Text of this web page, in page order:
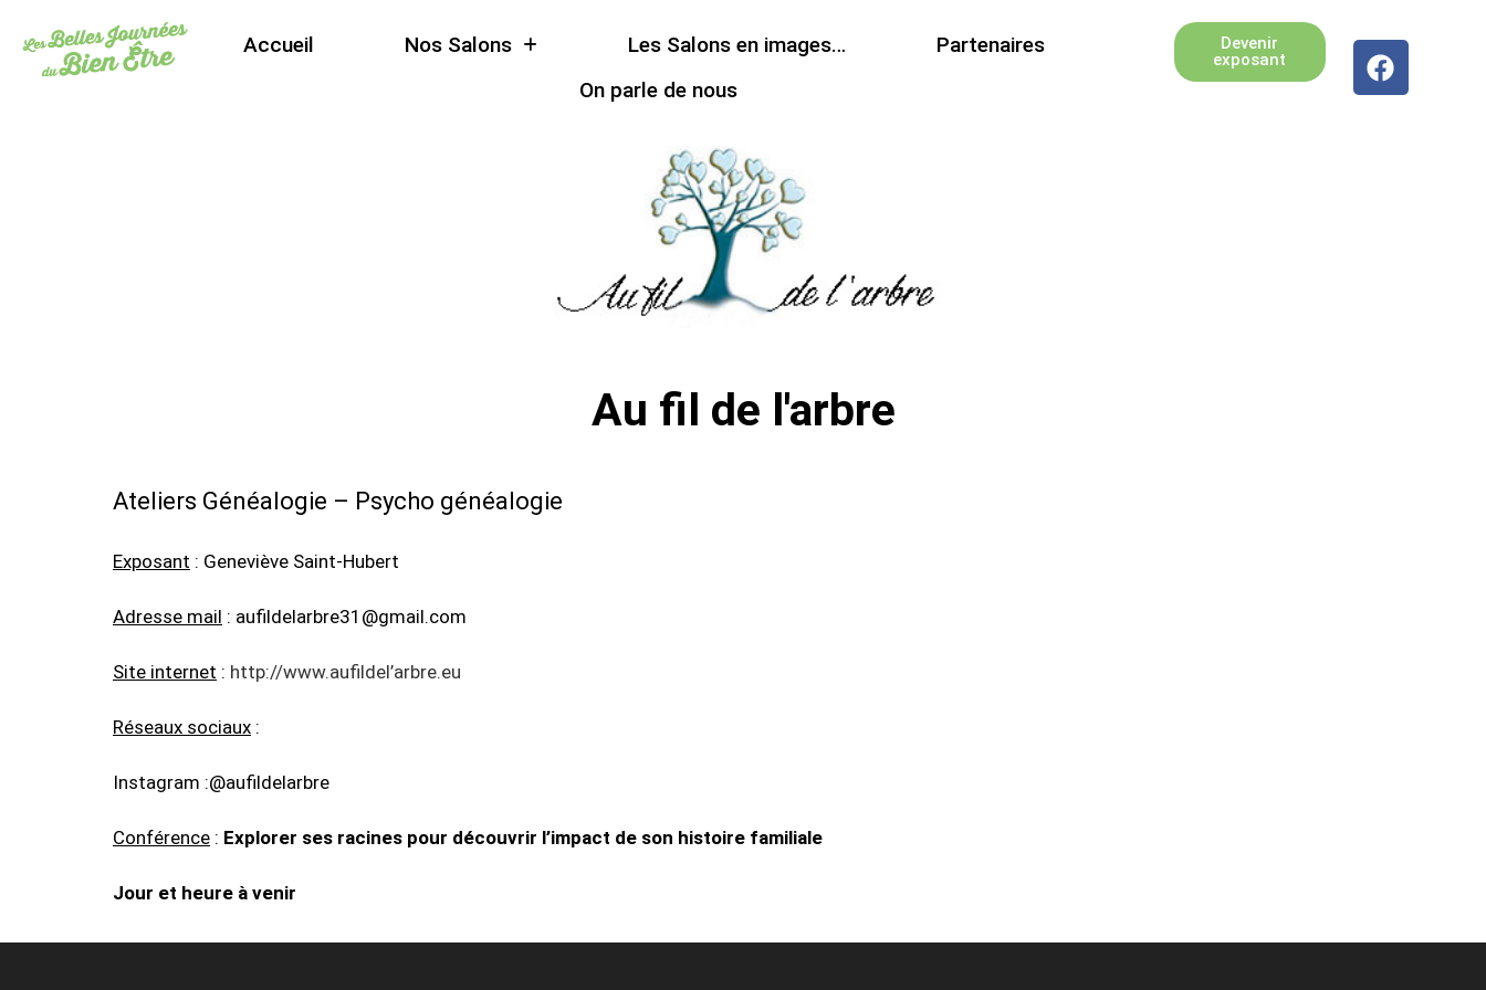
Accueil Nos Salons Les Salons en images…
Partenaires
On parle de nous
Devenir
exposant
Au fil de l'arbre
Ateliers Généalogie – Psycho généalogie
Exposant : Geneviève Saint-Hubert
Adresse mail : aufildelarbre31@gmail.com
Site internet : http://www.aufildel’arbre.eu
Réseaux sociaux :
Instagram :@aufildelarbre
Conférence : Explorer ses racines pour découvrir l’impact de son histoire familiale
Jour et heure à venir